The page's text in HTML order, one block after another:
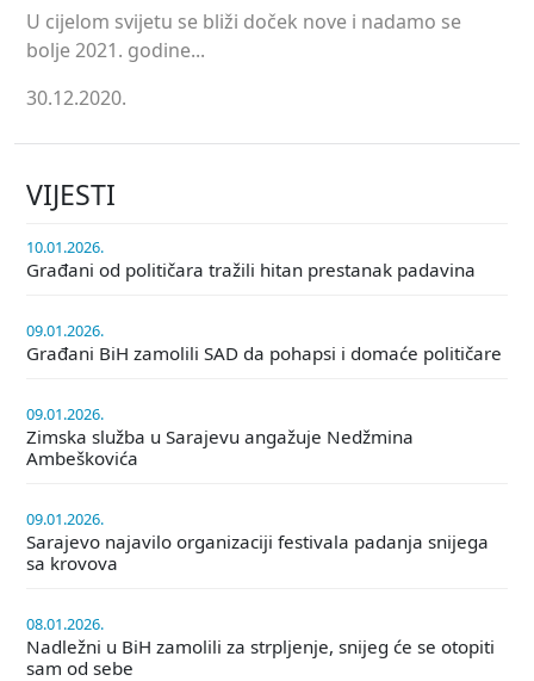
U cijelom svijetu se bliži doček nove i nadamo se
bolje 2021. godine...
30.12.2020.
VIJESTI
10.01.2026.
Građani od političara tražili hitan prestanak padavina
09.01.2026.
Građani BiH zamolili SAD da pohapsi i domaće političare
09.01.2026.
Zimska služba u Sarajevu angažuje Nedžmina
Ambeškovića
09.01.2026.
Sarajevo najavilo organizaciji festivala padanja snijega
sa krovova
08.01.2026.
Nadležni u BiH zamolili za strpljenje, snijeg će se otopiti
sam od sebe